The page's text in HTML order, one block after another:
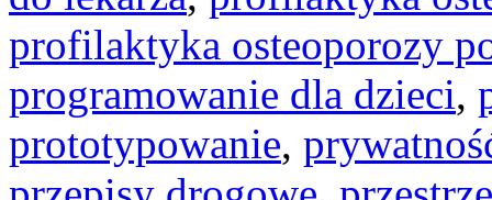
profilaktyka osteoporozy
programowanie dla dzieci,
prototypowanie,